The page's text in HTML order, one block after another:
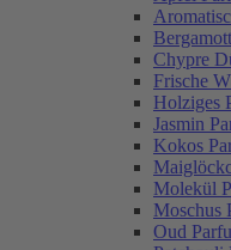
Chypre
Frische
Holziges
Jasmin
Kokos
Molekül
Moschus
Oud